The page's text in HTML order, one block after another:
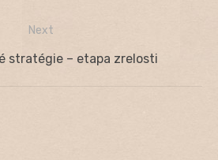
Next
stratégie – etapa zrelosti